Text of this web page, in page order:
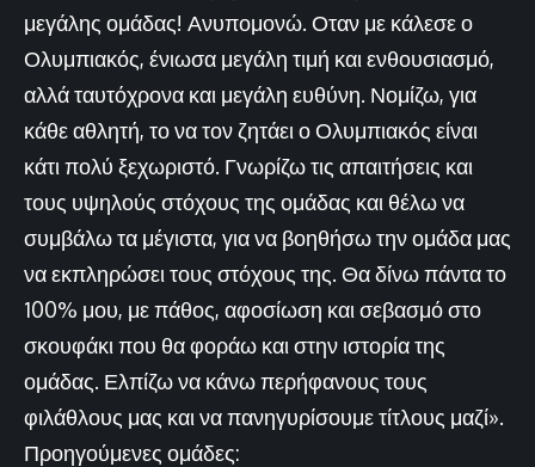
μεγάλης ομάδας! Ανυπομονώ. Οταν με κάλεσε ο
Ολυμπιακός, ένιωσα μεγάλη τιμή και ενθουσιασμό,
αλλά ταυτόχρονα και μεγάλη ευθύνη. Νομίζω, για
κάθε αθλητή, το να τον ζητάει ο Ολυμπιακός είναι
κάτι πολύ ξεχωριστό. Γνωρίζω τις απαιτήσεις και
τους υψηλούς στόχους της ομάδας και θέλω να
συμβάλω τα μέγιστα, για να βοηθήσω την ομάδα μας
να εκπληρώσει τους στόχους της. Θα δίνω πάντα το
100% μου, με πάθος, αφοσίωση και σεβασμό στο
σκουφάκι που θα φοράω και στην ιστορία της
ομάδας. Ελπίζω να κάνω περήφανους τους
φιλάθλους μας και να πανηγυρίσουμε τίτλους μαζί».
Προηγούμενες ομάδες: